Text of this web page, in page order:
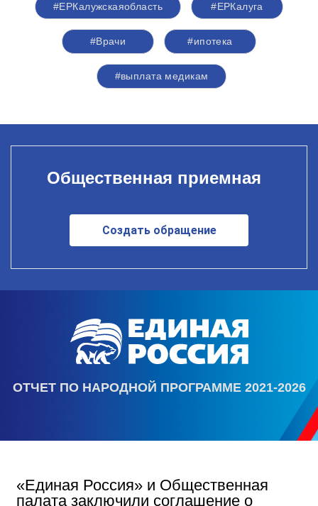
#ЕРКалужскаяобласть #ЕРКалуга
#Врачи #ипотека
#выплата медикам
Общественная приемная
Создать обращение
ОТЧЕТ ПО НАРОДНОЙ ПРОГРАММЕ 2021-2026
«Единая Россия» и Общественная
палата заключили соглашение о